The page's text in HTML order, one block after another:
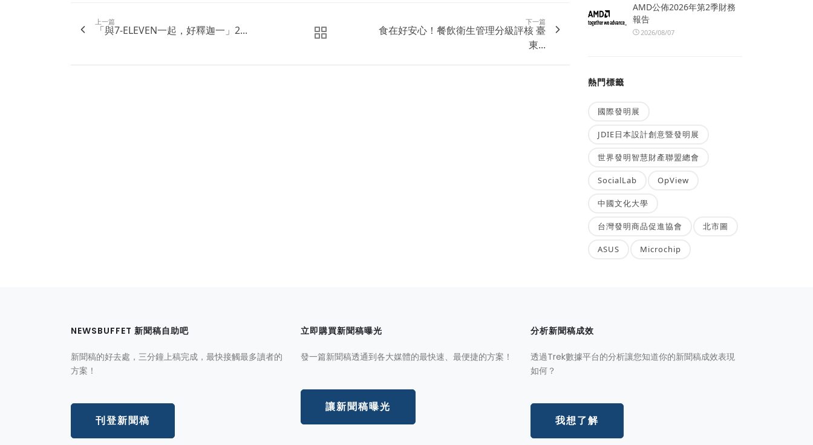
上一篇
「與7-ELEVEN一起，好釋迦一」2...
下一篇
食在好安心！餐飲衛生管理分級評核 臺
東...
AMD公佈2026年第2季財務
報告
2026/08/07
熱門標籤
國際發明展
JDIE日本設計創意暨發明展
世界發明智慧財產聯盟總會
SocialLab OpView
中國文化大學
台灣發明商品促進協會 北市圖
ASUS Microchip
NEWSBUFFET 新聞稿自助吧
新聞稿的好去處，三分鐘上稿完成，最快接觸最多讀者的
方案！
刊登新聞稿
立即購買新聞稿曝光
發一篇新聞稿透通到各大媒體的最快速、最便捷的方案！
讓新聞稿曝光
分析新聞稿成效
透過Trek數據平台的分析讓您知道你的新聞稿成效表現
如何？
我想了解